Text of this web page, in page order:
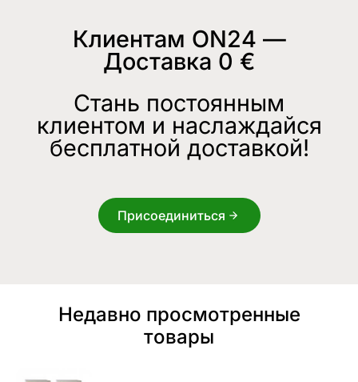
Клиентам ON24 —
Доставка 0 €
Стань постоянным
клиентом и наслаждайся
бесплатной доставкой!
Присоединиться
Недавно просмотренные
товары